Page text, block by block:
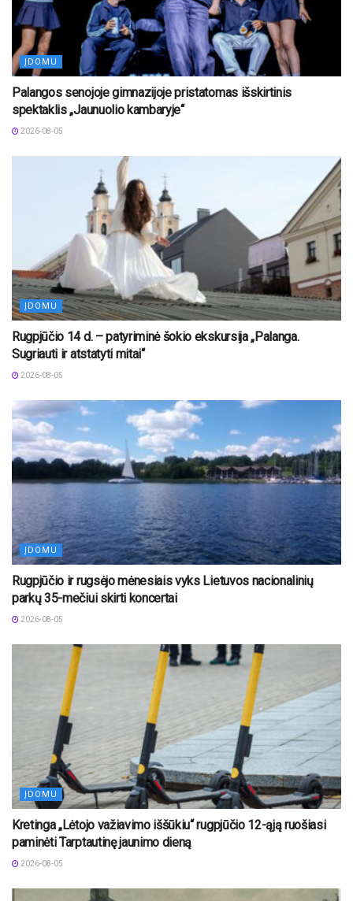
ĮDOMU
Palangos senojoje gimnazijoje pristatomas išskirtinis
spektaklis „Jaunuolio kambaryje“
2026-08-05
ĮDOMU
Rugpjūčio 14 d. – patyriminė šokio ekskursija „Palanga.
Sugriauti ir atstatyti mitai“
2026-08-05
ĮDOMU
Rugpjūčio ir rugsėjo mėnesiais vyks Lietuvos nacionalinių
parkų 35-mečiui skirti koncertai
2026-08-05
ĮDOMU
Kretinga „Lėtojo važiavimo iššūkiu“ rugpjūčio 12-ąją ruošiasi
paminėti Tarptautinę jaunimo dieną
2026-08-05